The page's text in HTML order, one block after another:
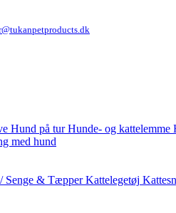
Hund på tur Hunde- og kattelemme
med hund
Senge & Tæpper Kattelegetøj